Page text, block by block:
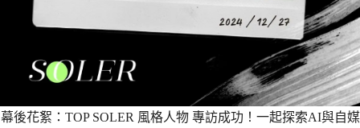
幕後花絮：TOP SOLER 風格人物 專訪成功！一起探索AI與自媒